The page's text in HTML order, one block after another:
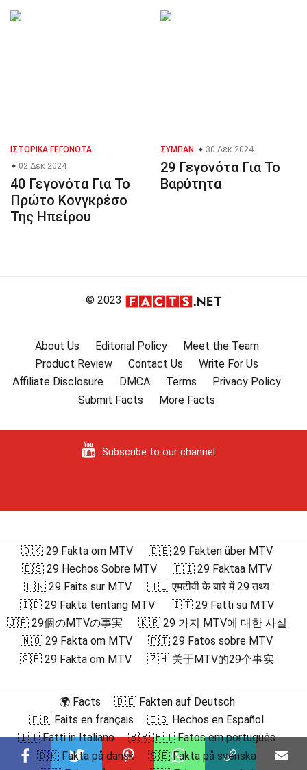
ΙΣΤΟΡΙΚΆ ΓΕΓΟΝΌΤΑ
02 Δεκ 2024
40 Γεγονότα Για Το
Πρώτο Κονγκρέσο
Της Ηπείρου
ΣΎΜΠΑΝ 30 Δεκ 2024
29 Γεγονότα Για Το
Βαρύτητα
© 2023
About Us Editorial Policy
Meet the Team
Product Review
Contact Us
Write For Us
Affiliate Disclosure
DMCA Terms
Privacy Policy
Submit Facts
More Facts
Subscribe to our channel
🇩🇰 29 Fakta om MTV
🇩🇪 29 Fakten über MTV
🇪🇸 29 Hechos Sobre MTV
🇫🇮 29 Faktaa MTV
🇫🇷 29 Faits sur MTV
🇭🇮 एमटीवी के बारे में 29 तथ्य
🇮🇩 29 Fakta tentang MTV
🇮🇹 29 Fatti su MTV
🇯🇵 29個のMTVの事実
🇰🇷 29 가지 MTV에 대한 사실
🇳🇴 29 Fakta om MTV
🇵🇹 29 Fatos sobre MTV
🇸🇪 29 Fakta om MTV
🇿🇭 关于MTV的29个事实
🌍 Facts
🇩🇪 Fakten auf Deutsch
🇫🇷 Faits en français
🇪🇸 Hechos en Español
🇮🇹 Fatti in Italiano
🇧🇷 🇵🇹 Fatos em português
🇩🇰 Fakta på dansk
🇸🇪 Fakta på svenska